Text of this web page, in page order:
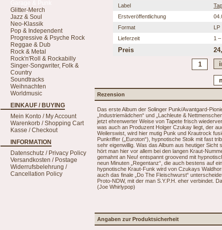
Glitter-Merch
Jazz & Soul
Neo-Klassik
Pop & Independent
Progressive & Psyche Rock
Reggae & Dub
Rock & Metal
Rock'n'Roll & Rockabilly
Singer-Songwriter, Folk &
Country
Soundtracks
Weihnachten
Worldmusic
EINKAUF / BUYING
Mein Konto / My Account
Warenkorb / Shopping Cart
Kasse / Checkout
INFORMATION
Datenschutz / Privacy Policy
Versandkosten / Postage
Widerrufsbelehrung /
Cancellation Policy
Label
Erstveröffentlichung
Format
LP
Lieferzeit
1
Preis
Rezension
Das erste Album der Solinger Punk/Avantgard-
„Industriemädchen“ und „Lachleute &
jetzt ehrenwerter Weise von Tapete frisch
was auch an Produzent Holger Czukay liegt, der
Weilerswist, wird hier mutig Punk und Krautrock
Punkriffer („Euroton“), hypnotische Stoik mit fast
sehr eigenwillig. Was das Album aus heutiger
hört man hier vor allem bei den langen Kraut-
gemahnt an Neu! entspannt groovend mit
neun Minuten „Regentanz“, die auch bestens auf
hypnotische Kraut-Funk wird von Czukays
auch das finale „Do The Fleischwurst“
Proto-NDW, mit der man S.Y.P.H. eher verbindet.
(Joe Whirlypop)
Angaben zur Produktsicherheit